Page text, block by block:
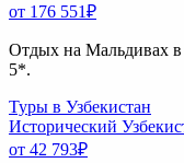
от 176 551₽
Отдых на Мальдивах в
5*.
Туры в Узбекистан
Исторический
от 42 793₽